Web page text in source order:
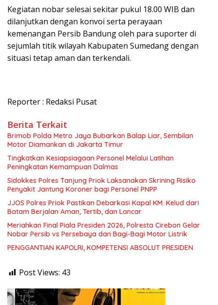
Kegiatan nobar selesai sekitar pukul 18.00 WIB dan
dilanjutkan dengan konvoi serta perayaan
kemenangan Persib Bandung oleh para suporter di
sejumlah titik wilayah Kabupaten Sumedang dengan
situasi tetap aman dan terkendali.
Reporter : Redaksi Pusat
Berita Terkait
Brimob Polda Metro Jaya Bubarkan Balap Liar, Sembilan
Motor Diamankan di Jakarta Timur
Tingkatkan Kesiapsiagaan Personel Melalui Latihan
Peningkatan Kemampuan Dalmas
Sidokkes Polres Tanjung Priok Laksanakan Skrining Risiko
Penyakit Jantung Koroner bagi Personel PNPP
JJOS Polres Priok Pastikan Debarkasi Kapal KM. Kelud dari
Batam Berjalan Aman, Tertib, dan Lancar
Meriahkan Final Piala Presiden 2026, Polresta Cirebon Gelar
Nobar Persib vs Persebaya dan Bagi-Bagi Motor Listrik
PENGGANTIAN KAPOLRI, KOMPETENSI ABSOLUT PRESIDEN
Post Views: 43